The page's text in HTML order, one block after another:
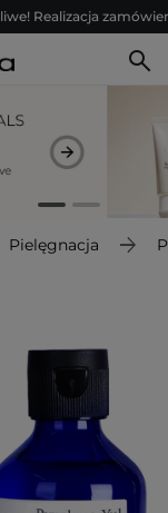
Realizacja
i zyskaj jeszcze więcej
konsultacje
Realizacja
zyskaj jeszcze więcej
na newsletter pełen
Pielęgnacja